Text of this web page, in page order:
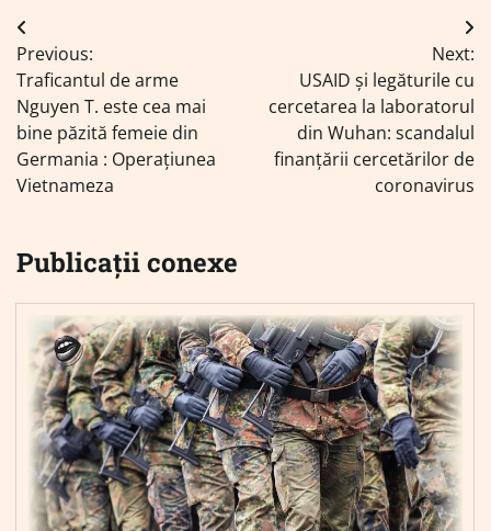
Navigare
în
articole
Previous:
Traficantul de arme
Nguyen T. este cea mai
bine păzită femeie din
Germania : Operațiunea
Vietnameza
Next:
USAID și legăturile cu
cercetarea la laboratorul
din Wuhan: scandalul
finanțării cercetărilor de
coronavirus
Publicații conexe